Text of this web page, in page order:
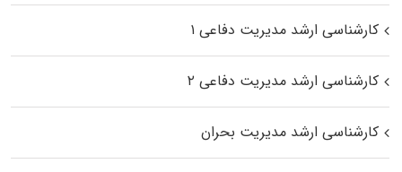
کارشناسی ارشد مدیریت دفاعی ۱
کارشناسی ارشد مدیریت دفاعی ۲
کارشناسی ارشد مدیریت بحران